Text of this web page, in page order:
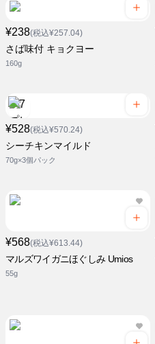
¥238(税込¥257.04)
さば味付 キョクヨー
160g
¥528(税込¥570.24)
シーチキンマイルド
70g×3個パック
¥568(税込¥613.44)
マルズワイガニほぐしみ Umios
55g